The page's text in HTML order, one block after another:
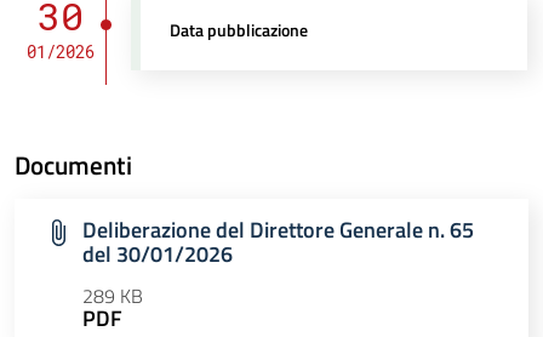
30
01/2026
Data pubblicazione
Documenti
Deliberazione del Direttore Generale n. 65
del 30/01/2026
289 KB
PDF